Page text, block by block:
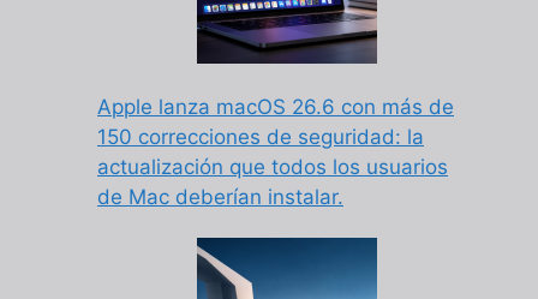
Apple lanza macOS 26.6 con más de
150 correcciones de seguridad: la
actualización que todos los usuarios
de Mac deberían instalar.